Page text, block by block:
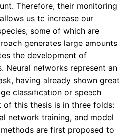
Therefore, their monitoring
us to increase our
some of which are
generates large amounts
the development of
Neural networks represent an
having already shown great
classification or speech
of this thesis is in three folds:
network training, and model
are first proposed to